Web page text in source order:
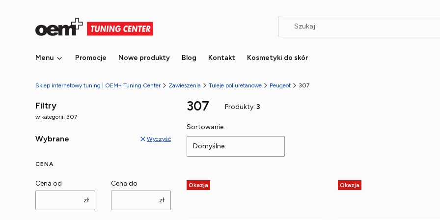
Menu Promocje Nowe produkty Blog Kontakt Kosmetyki do skór
Sklep internetowy tuning | OEM+ Tuning Center Zawieszenia Tuleje poliuretanowe Peugeot 307
Filtry
w kategorii: 307
Wybrane Wyczyść
CENA
Cena od
zł
Cena do
zł
307 Produkty: 3
Lista produktów
Sortowanie:
Domyślne
Okazja Okazja